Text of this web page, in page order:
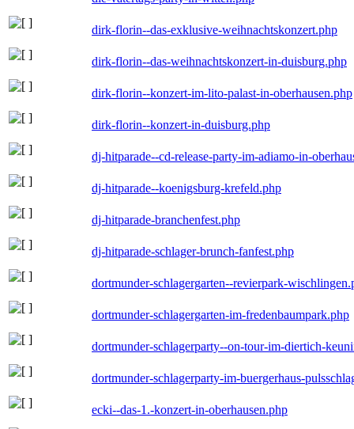
dirk-florin--das-exklusive-weihnachtskonzert.php
dirk-florin--das-weihnachtskonzert-in-duisburg.php
dirk-florin--konzert-im-lito-palast-in-oberhausen.php
dirk-florin--konzert-in-duisburg.php
dj-hitparade--cd-release-party-im-adiamo-in-
dj-hitparade--koenigsburg-krefeld.php
dj-hitparade-branchenfest.php
dj-hitparade-schlager-brunch-fanfest.php
dortmunder-schlagergarten--revierpark-
dortmunder-schlagergarten-im-fredenbaumpark.php
dortmunder-schlagerparty--on-tour-im-diertich-
dortmunder-schlagerparty-im-buergerhaus-
ecki--das-1.-konzert-in-oberhausen.php